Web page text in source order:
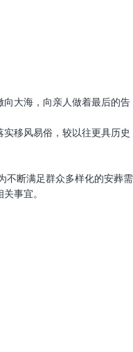
大海，向亲人做着最后的告
移风易俗，较以往更具历史
不断满足群众多样化的安葬需
事宜。